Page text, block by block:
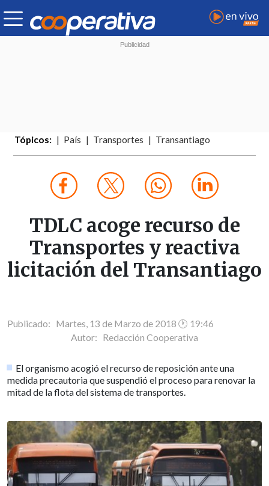
Tópicos: País Transportes Transantiago
TDLC acoge recurso de
Transportes y reactiva
licitación del Transantiago
Publicado: Martes, 13 de Marzo de 2018 🕐 19:46
Autor: Redacción Cooperativa
El organismo acogió el recurso de reposición ante una
medida precautoria que suspendió el proceso para renovar la
mitad de la flota del sistema de transportes.